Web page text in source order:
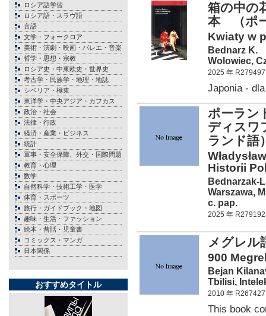
ロシア語学習
ロシア語・スラヴ語
言語
文学・フォークロア
美術・演劇・映画・バレエ・音楽
哲学・思想・宗教
ロシア史・中東欧史・世界史
考古学・民族学・地理・地誌
シベリア・極東
東洋学・中央アジア・カフカス
政治・社会
法律・行政
経済・産業・ビジネス
統計
軍事・安全保障、外交・国際問題
教育・心理
数学
自然科学・技術工学・医学
体育・スポーツ
旅行・ガイドブック・地図
趣味・生活・ファッション
絵本・昔話・児童書
コミックス・マンガ
日本関係
おすすめタイトル
箱の中の
本 （ポ
Kwiaty w
Bednarz K.
Wolowiec,
2025 年 R279497
Japonia -
ポーラン
ディスワ
ランド語
Historii
Bednarzak-
Warszawa,
c. pap.
2025 年 R279192
メグレ
900
Bejan
Tbilisi,
2010 年 R267427
This book